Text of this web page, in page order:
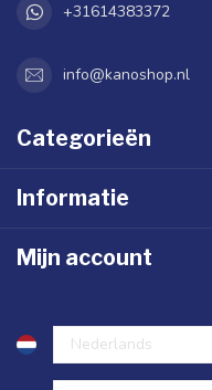
+31614383372
info@kanoshop.nl
Categorieën
Informatie
Mijn account